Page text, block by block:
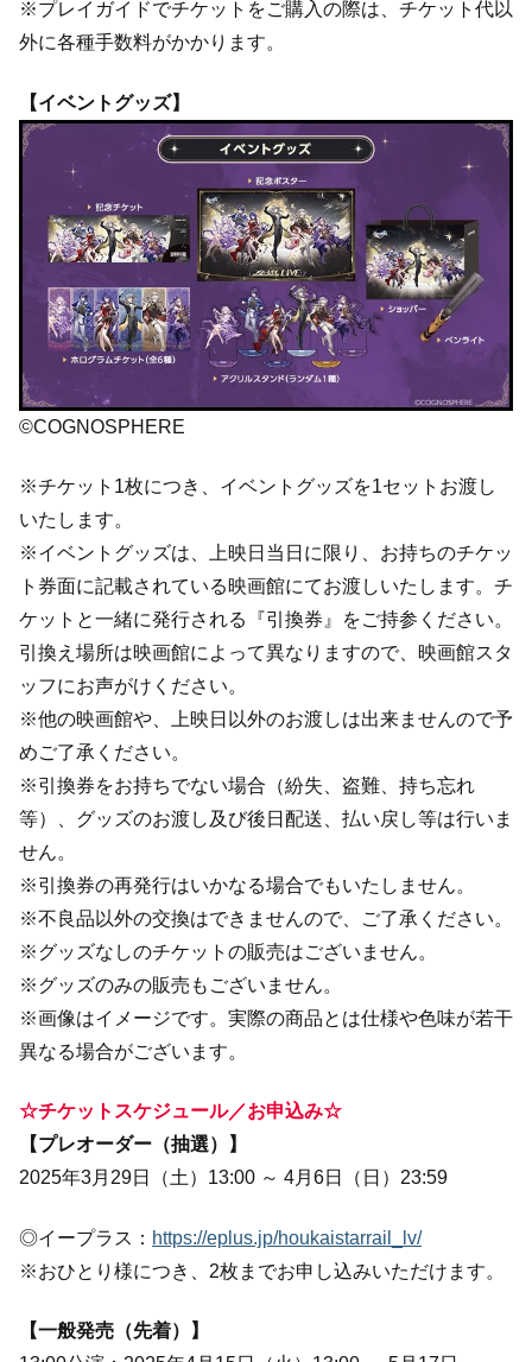
※プレイガイドでチケットをご購入の際は、チケット代以
外に各種手数料がかかります。
【イベントグッズ】
©COGNOSPHERE
※チケット1枚につき、イベントグッズを1セットお渡し
いたします。
※イベントグッズは、上映日当日に限り、お持ちのチケッ
ト券面に記載されている映画館にてお渡しいたします。チ
ケットと一緒に発行される『引換券』をご持参ください。
引換え場所は映画館によって異なりますので、映画館スタ
ッフにお声がけください。
※他の映画館や、上映日以外のお渡しは出来ませんので予
めご了承ください。
※引換券をお持ちでない場合（紛失、盗難、持ち忘れ
等）、グッズのお渡し及び後日配送、払い戻し等は行いま
せん。
※引換券の再発行はいかなる場合でもいたしません。
※不良品以外の交換はできませんので、ご了承ください。
※グッズなしのチケットの販売はございません。
※グッズのみの販売もございません。
※画像はイメージです。実際の商品とは仕様や色味が若干
異なる場合がございます。
☆チケットスケジュール／お申込み☆
【プレオーダー（抽選）】
2025年3月29日（土）13:00 ～ 4月6日（日）23:59
◎イープラス： https://eplus.jp/houkaistarrail_lv/
※おひとり様につき、2枚までお申し込みいただけます。
【一般発売（先着）】